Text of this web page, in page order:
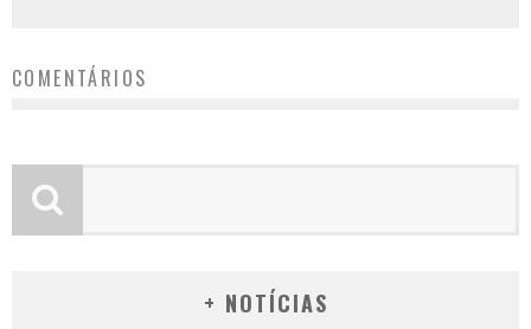
COMENTÁRIOS
+ NOTÍCIAS